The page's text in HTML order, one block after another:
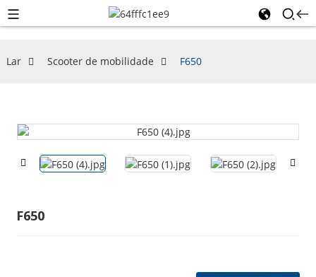
Lar Scooter de mobilidade F650
F650